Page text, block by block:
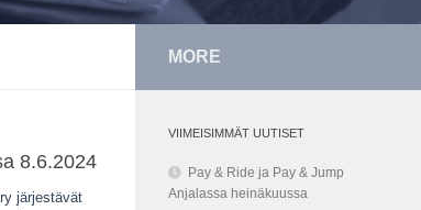
8.6.2024
järjestävät
MORE
VIIMEISIMMÄT UUTISET
Pay & Ride ja Pay & Jump
Anjalassa heinäkuussa